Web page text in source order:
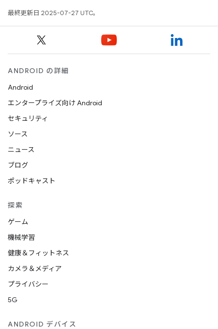
最終更新日 2025-07-27 UTC。
ANDROID の詳細
Android
エンタープライズ向け Android
セキュリティ
ソース
ニュース
ブログ
ポッドキャスト
探索
ゲーム
機械学習
健康＆フィットネス
カメラ＆メディア
プライバシー
5G
ANDROID デバイス